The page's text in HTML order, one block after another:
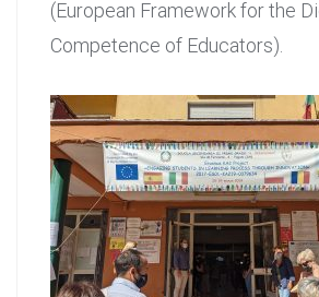
(European Framework for the
Competence of Educators).